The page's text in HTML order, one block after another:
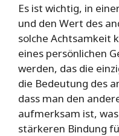
Es ist wichtig, in
und den Wert des
solche Achtsamkeit
eines persönlichen
werden, das die
die Bedeutung des
dass man den
aufmerksam ist,
stärkeren Bindung